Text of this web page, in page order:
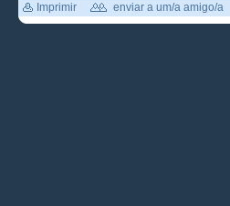
Imprimir enviar a um/a amigo/a